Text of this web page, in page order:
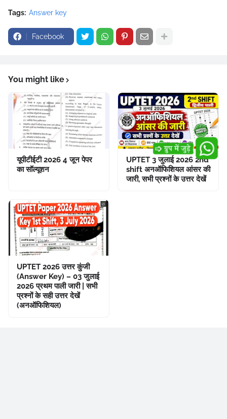
Tags: Answer key
Facebook
You might like
यूपीटीईटी 2026 4 जून पेपर
का सॉल्यूशन
UPTET 3 जुलाई 2026 2nd
shift अनऑफिशियल आंसर की
जारी, सभी प्रश्नों के उत्तर देखें
UPTET 2026 उत्तर कुंजी
(Answer Key) – 03 जुलाई
2026 प्रथम पाली जारी | सभी
प्रश्नों के सही उत्तर देखें
(अनऑफिशियल)